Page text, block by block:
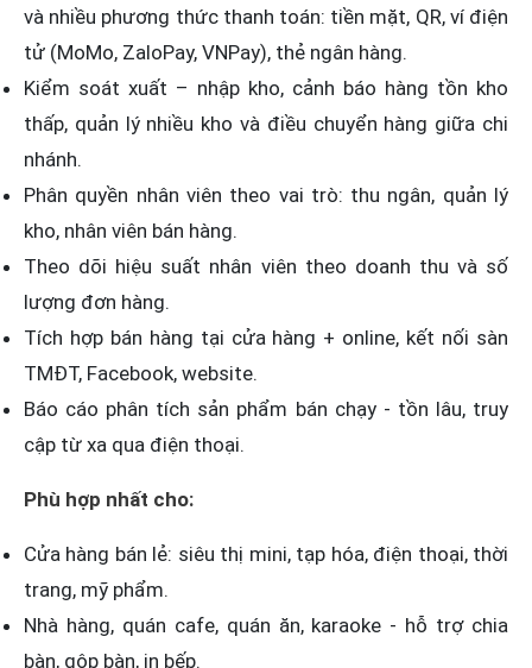
và nhiều phương thức thanh toán: tiền mặt, QR, ví điện
tử (MoMo, ZaloPay, VNPay), thẻ ngân hàng.
Kiểm soát xuất – nhập kho, cảnh báo hàng tồn kho
thấp, quản lý nhiều kho và điều chuyển hàng giữa chi
nhánh.
Phân quyền nhân viên theo vai trò: thu ngân, quản lý
kho, nhân viên bán hàng.
Theo dõi hiệu suất nhân viên theo doanh thu và số
lượng đơn hàng.
Tích hợp bán hàng tại cửa hàng + online, kết nối sàn
TMĐT, Facebook, website.
Báo cáo phân tích sản phẩm bán chạy - tồn lâu, truy
cập từ xa qua điện thoại.
Phù hợp nhất cho:
Cửa hàng bán lẻ: siêu thị mini, tạp hóa, điện thoại, thời
trang, mỹ phẩm.
Nhà hàng, quán cafe, quán ăn, karaoke - hỗ trợ chia
bàn, gộp bàn, in bếp.